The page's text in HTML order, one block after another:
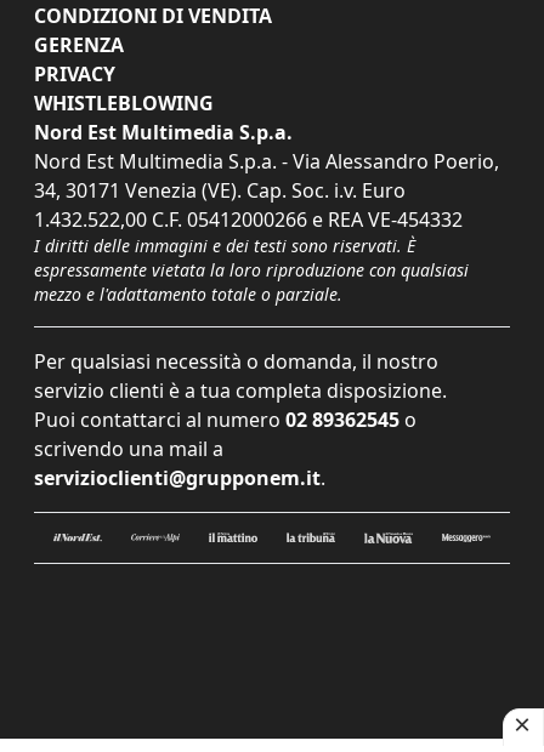
CONDIZIONI DI VENDITA
GERENZA
PRIVACY
WHISTLEBLOWING
Nord Est Multimedia S.p.a.
Nord Est Multimedia S.p.a. - Via Alessandro Poerio,
34, 30171 Venezia (VE). Cap. Soc. i.v. Euro
1.432.522,00 C.F. 05412000266 e REA VE-454332
I diritti delle immagini e dei testi sono riservati. È
espressamente vietata la loro riproduzione con qualsiasi
mezzo e l'adattamento totale o parziale.
Per qualsiasi necessità o domanda, il nostro
servizio clienti è a tua completa disposizione.
Puoi contattarci al numero 02 89362545 o
scrivendo una mail a
servizioclienti@grupponem.it.